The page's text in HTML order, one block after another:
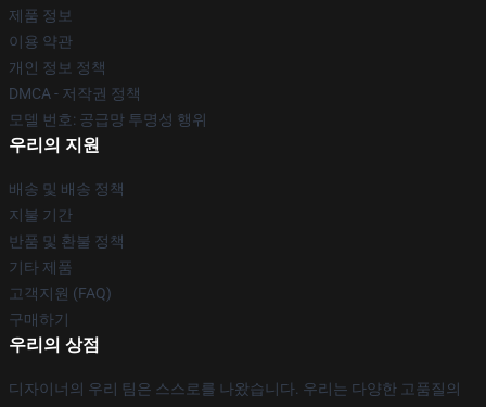
제품 정보
이용 약관
개인 정보 정책
DMCA - 저작권 정책
모델 번호: 공급망 투명성 행위
우리의 지원
배송 및 배송 정책
지불 기간
반품 및 환불 정책
기타 제품
고객지원 (FAQ)
구매하기
우리의 상점
디자이너의 우리 팀은 스스로를 나왔습니다. 우리는 다양한 고품질의